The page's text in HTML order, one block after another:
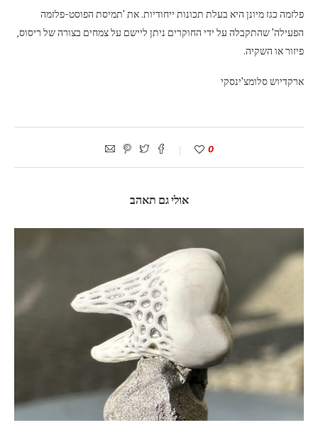
פלזמה כגז מיונן היא בעלת תכונות ייחודיות. את 'תמיסת הפוסט-פלזמה
הפעילה' שהתקבלה על ידי החוקרים ניתן ליישם על צמחים בצורה של ריסוס,
פיזור או השקיה.
ארקדיוש סלומצ'ינסקי
0
אולי גם תאהב